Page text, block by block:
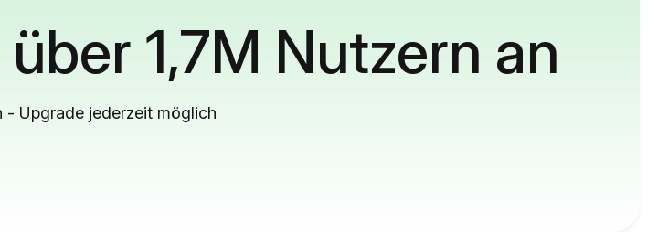
1,7M Nutzern an
- Upgrade jederzeit möglich